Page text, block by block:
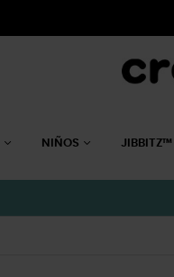
NIÑOS JIBBITZ™